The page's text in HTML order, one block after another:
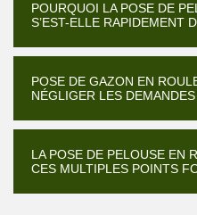
POURQUOI LA POSE DE
S’EST-ELLE RAPIDEMENT
POSE DE GAZON EN
NÉGLIGER LES
LA POSE DE PELOUSE EN
CES MULTIPLES POINTS